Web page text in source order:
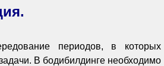
периодов, в которых
В бодибилдинге необходимо